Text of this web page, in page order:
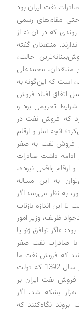
نفت ایران بود
حتی مقام‌های رسمی
روندی که در آن نه از
منتقدان گفته
حالت،
منتقدان، محمدعلی
است که این‌گونه به
اتفاق افتاد فروش
تحریمی بود و
که فروش نفت در
آنچه آمار و ارقام
فروش نفت به صفر
ادامه داشت صادرات
ارقام واقعی نبوده،
به این مساله
به نظر می‌رسد اگر
این اندازه بازتاب
ظریف، وزیر امور
«اگر توافق ژنو یا
با صادرات نفت صفر
که فروش نفت ما
در سال 1390، 5 /2 میلیون بشکه بود و در سال 1392 که دولت
فروش نفت ایران بر
آمارهای بین‌المللی نزدیک به 900 هزار بشکه شد. اگر
نگاه‌کنند که